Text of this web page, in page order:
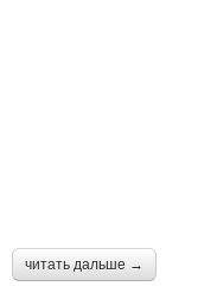
читать дальше →